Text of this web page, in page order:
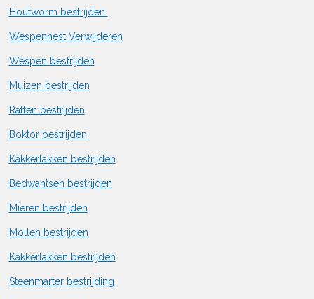
Houtworm bestrijden
Wespennest Verwijderen
Wespen bestrijden
Muizen bestrijden
Ratten bestrijden
Boktor bestrijden
Kakkerlakken bestrijden
Bedwantsen bestrijden
Mieren bestrijden
Mollen bestrijden
Kakkerlakken bestrijden
Steenmarter bestrijding